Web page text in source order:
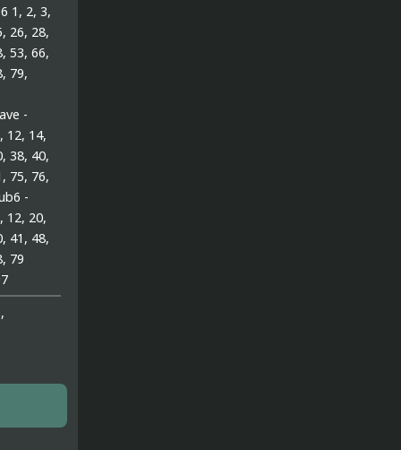
1, 2, 3,
26, 28,
53, 66,
79,
-
12, 14,
38, 40,
75, 76,
-
12, 20,
41, 48,
79